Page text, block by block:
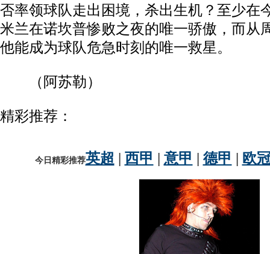
否率领球队走出困境，杀出生机？至少在
米兰在诺坎普惨败之夜的唯一骄傲，而从
他能成为球队危急时刻的唯一救星。
（阿苏勒）
精彩推荐：